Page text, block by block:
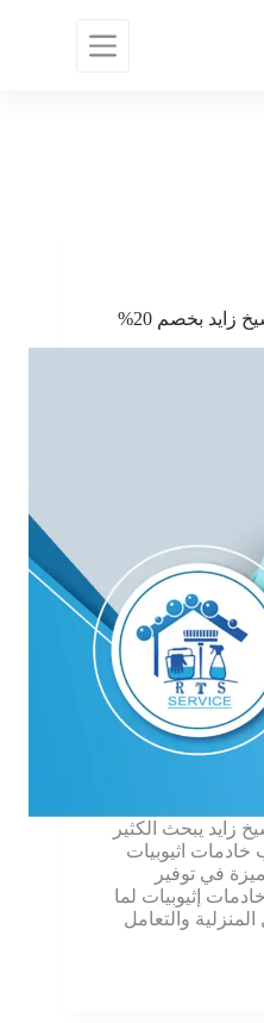
بخصم 20%
زايد يبحث الكثير
اثيوبيات
في توفير
إثيوبيات لما
والتعامل